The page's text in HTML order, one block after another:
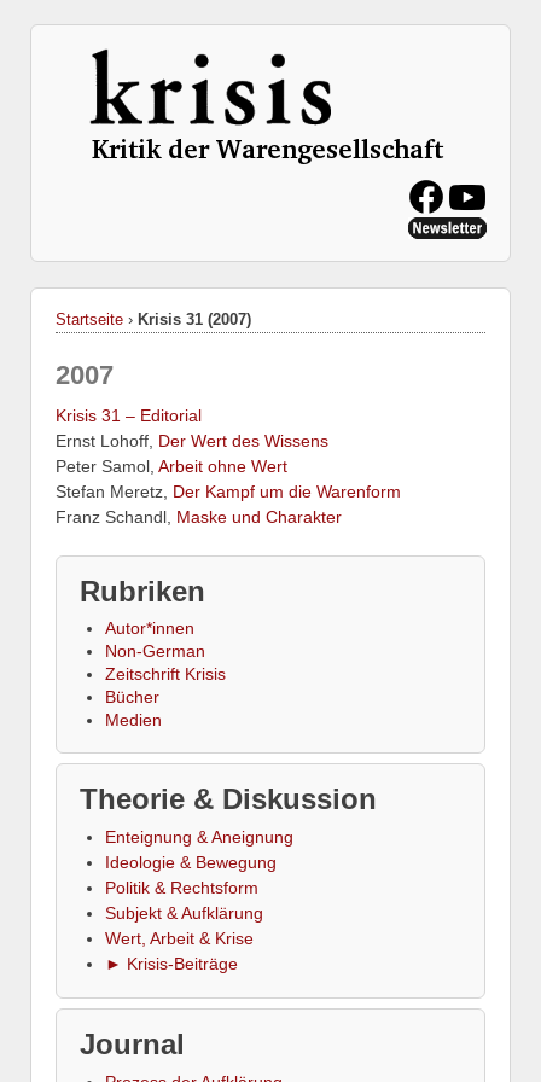
Startseite › Krisis 31 (2007)
2007
Krisis 31 – Editorial
Ernst Lohoff, Der Wert des Wissens
Peter Samol, Arbeit ohne Wert
Stefan Meretz, Der Kampf um die Warenform
Franz Schandl, Maske und Charakter
Rubriken
Autor*innen
Non-German
Zeitschrift Krisis
Bücher
Medien
Theorie & Diskussion
Enteignung & Aneignung
Ideologie & Bewegung
Politik & Rechtsform
Subjekt & Aufklärung
Wert, Arbeit & Krise
► Krisis-Beiträge
Journal